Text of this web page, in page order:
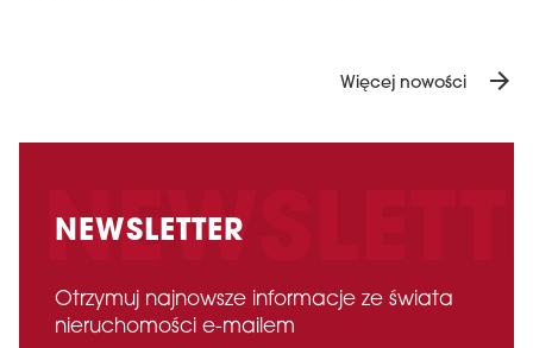
Więcej nowości arrow_forward
NEWSLETTER
Otrzymuj najnowsze informacje ze świata
nieruchomości e-mailem